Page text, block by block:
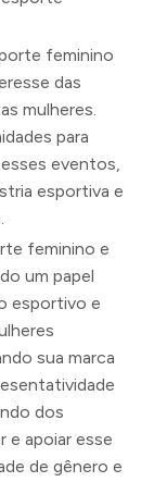
feminino
das
mulheres.
para
eventos,
esportiva e
feminino e
um papel
esportivo e
sua marca
dos
e apoiar esse
de gênero e